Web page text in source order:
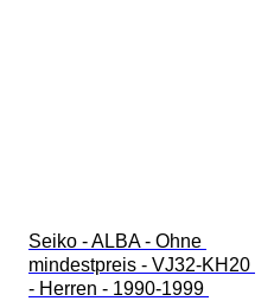
Seiko - ALBA - Ohne
mindestpreis - VJ32-KH20
- Herren - 1990-1999